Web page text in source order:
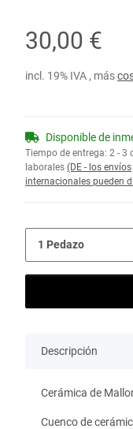
30,00 €
incl. 19% IVA , más
Disponible de
Tiempo de entrega: 2 - 3
laborales (DE - los envíos
internacionales pueden
Descripción
Cerámica de
Cuenco de